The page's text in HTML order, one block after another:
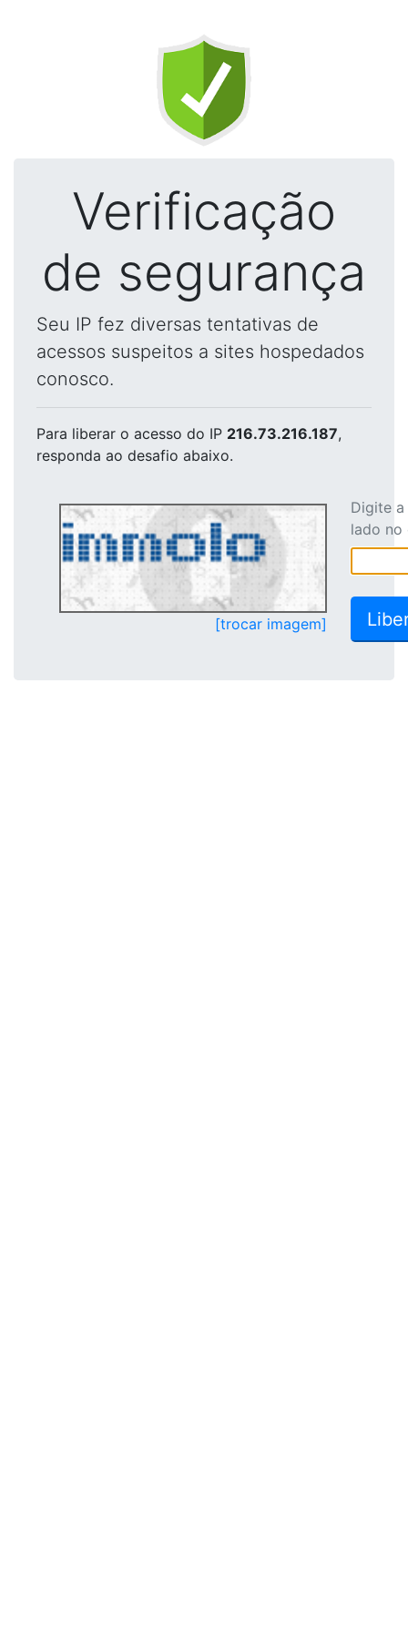
Verificação
de segurança
Seu IP fez diversas tentativas de
acessos suspeitos a sites hospedados
conosco.
Para liberar o acesso do IP 216.73.216.187,
responda ao desafio abaixo.
[trocar imagem]
Digite
lado no